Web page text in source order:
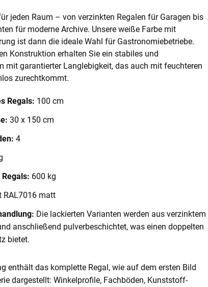
jeden Raum – von verzinkten Regalen für Garagen bis
für moderne Archive. Unsere weiße Farbe mit
ist dann die ideale Wahl für Gastronomiebetriebe.
Konstruktion erhalten Sie ein stabiles und
mit garantierter Langlebigkeit, das auch mit feuchteren
zurechtkommt.
Regals: 100 cm
30 x 150 cm
4
600 kg
RAL7016 matt
Die lackierten Varianten werden aus verzinktem
anschließend pulverbeschichtet, was einen doppelten
bietet.
enthält das komplette Regal, wie auf dem ersten Bild
dargestellt: Winkelprofile, Fachböden, Kunststoff-